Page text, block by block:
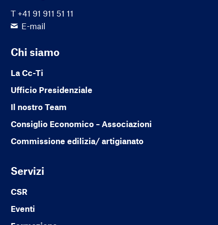
T +41 91 911 51 11
E-mail
Chi siamo
La Cc-Ti
Ufficio Presidenziale
Il nostro Team
Consiglio Economico – Associazioni
Commissione edilizia/ artigianato
Servizi
CSR
Eventi